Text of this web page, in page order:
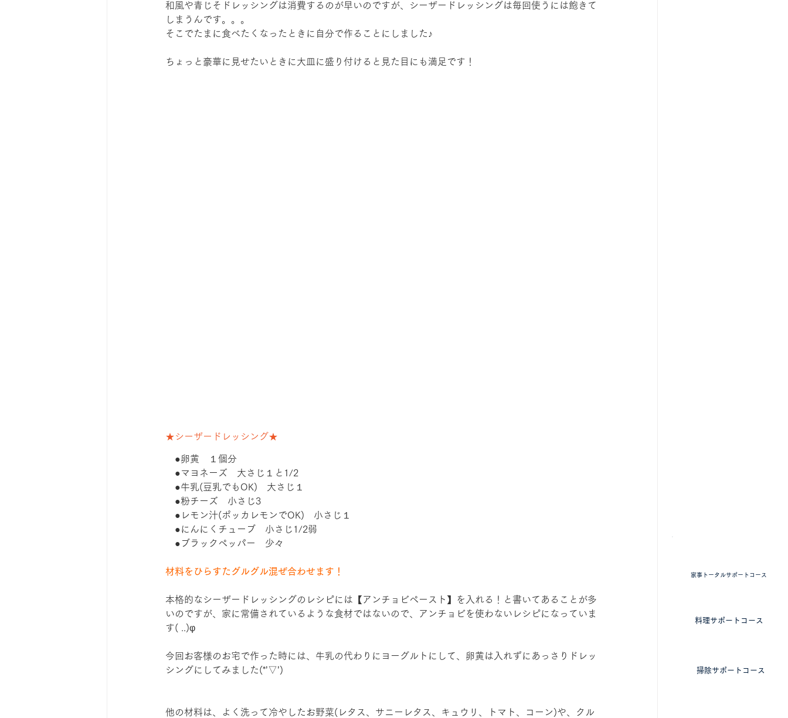
家事トータルサポートコース
料理サポートコース
掃除サポートコース
和風や青じそドレッシングは消費するのが早いのですが、シーザードレッシングは毎回使うには飽きて
しまうんです。。。
そこでたまに食べたくなったときに自分で作ることにしました♪
ちょっと豪華に見せたいときに大皿に盛り付けると見た目にも満足です！
★シーザードレッシング★
●卵黄　１個分
●マヨネーズ　大さじ１と1/2
●牛乳(豆乳でもOK)　大さじ１
●粉チーズ　小さじ3
●レモン汁(ポッカレモンでOK)　小さじ１
●にんにくチューブ　小さじ1/2弱
●ブラックペッパー　少々
材料をひらすたグルグル混ぜ合わせます！
本格的なシーザードレッシングのレシピには【アンチョビペースト】を入れる！と書いてあることが多
いのですが、家に常備されているような食材ではないので、アンチョビを使わないレシピになっていま
す( ..)φ
今回お客様のお宅で作った時には、牛乳の代わりにヨーグルトにして、卵黄は入れずにあっさりドレッ
シングにしてみました(*’▽’)
他の材料は、よく洗って冷やしたお野菜(レタス、サニーレタス、キュウリ、トマト、コーン)や、クル